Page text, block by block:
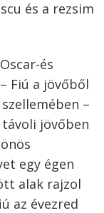
és a rezsim
és
Fiú a jövőből
–
jövőben
egy égen
alak rajzol
az évezred